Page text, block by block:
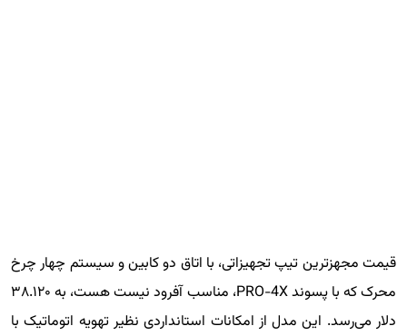
قیمت مجهزترین تیپ تجهیزاتی، با اتاق دو کابین و سیستم چهار چرخ
محرک که با پسوند PRO-4X، مناسب آفرود نیست هست، به ۳۸.۱۲۰
دلار می‌رسد. این مدل از امکانات استانداردی نظیر تهویه اتوماتیک با